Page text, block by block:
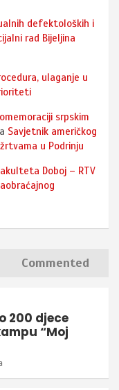
defektoloških i
rad Bijeljina
ulaganje u
srpskim
Savjetnik američkog
u Podrinju
Doboj – RTV
Commented
200 djece
“Moj